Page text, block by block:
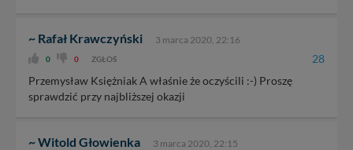
~ Rafał Krawczyński 3 marca 2020, 22:16
0 0 ZGŁOŚ 28
Przemysław Księżniak A właśnie że oczyścili :-) Proszę
sprawdzić przy najbliższej okazji
~ Witold Głowienka 3 marca 2020, 22:15